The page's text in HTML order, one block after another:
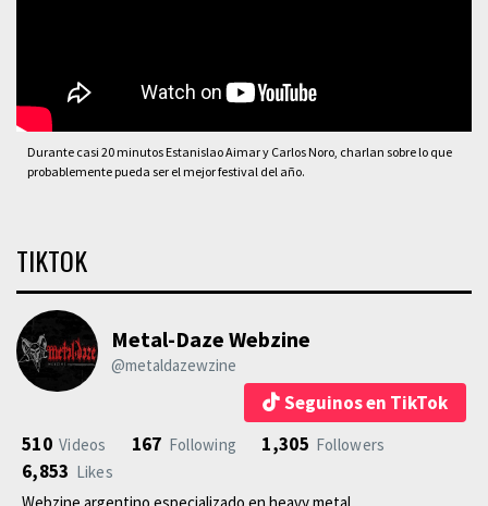
Durante casi 20 minutos Estanislao Aimar y Carlos Noro, charlan sobre lo que
probablemente pueda ser el mejor festival del año.
TIKTOK
Metal-Daze Webzine
@metaldazewzine
Seguinos en TikTok
510 Videos 167 Following 1,305 Followers
6,853 Likes